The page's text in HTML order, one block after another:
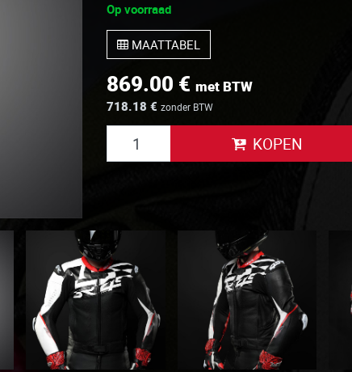
Op voorraad
MAATTABEL
869.00 € met BTW
718.18 € zonder BTW
KOPEN